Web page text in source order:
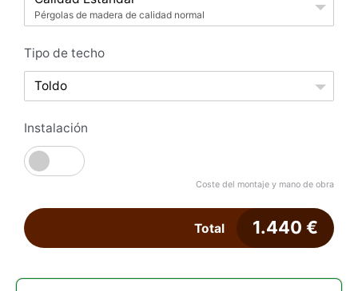
Pérgolas de madera de calidad normal
Tipo de techo
Toldo
Instalación
Coste del montaje y mano de obra
Total 1.440 €